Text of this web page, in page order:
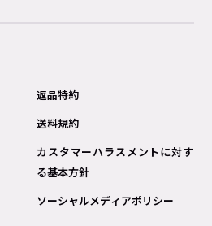
返品特約
送料規約
カスタマーハラスメントに対す
る基本方針
ソーシャルメディアポリシー